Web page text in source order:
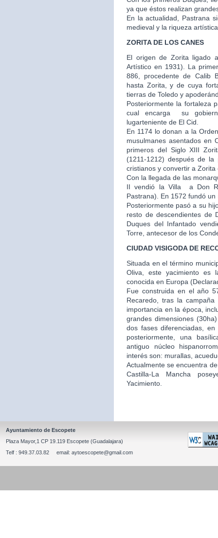
ya que éstos realizan
En la actualidad, Pastrana
medieval y la riqueza
ZORITA DE LOS CANES
El origen de Zorita ligado
Artístico en 1931). La
886, procedente de Calib
hasta Zorita, y de cuya
tierras de Toledo y
Posteriormente la fortaleza
cual encarga su
lugarteniente de El Cid.
En 1174 lo donan a la
musulmanes asentados en
primeros del Siglo XIII
(1211-1212) después de
cristianos y convertir a
Con la llegada de las
II vendió la Villa a Don
Pastrana). En 1572 fundó
Posteriormente pasó a su
resto de descendientes de
Duques del Infantado
Torre, antecesor de los
CIUDAD VISIGODA DE
Situada en el término
Oliva, este yacimiento es
conocida en Europa
Fue construida en el año
Recaredo, tras la
importancia en la época,
grandes dimensiones
dos fases diferenciadas,
posteriormente, una
antiguo núcleo
interés son: murallas,
Actualmente se encuentra
Castilla-La Mancha
Yacimiento.
Ayuntamiento de Escopete
Plaza Mayor,1 CP 19.119 Escopete (Guadalajara)
Telf : 949.37.03.82 email: aytoescopete@gmail.com